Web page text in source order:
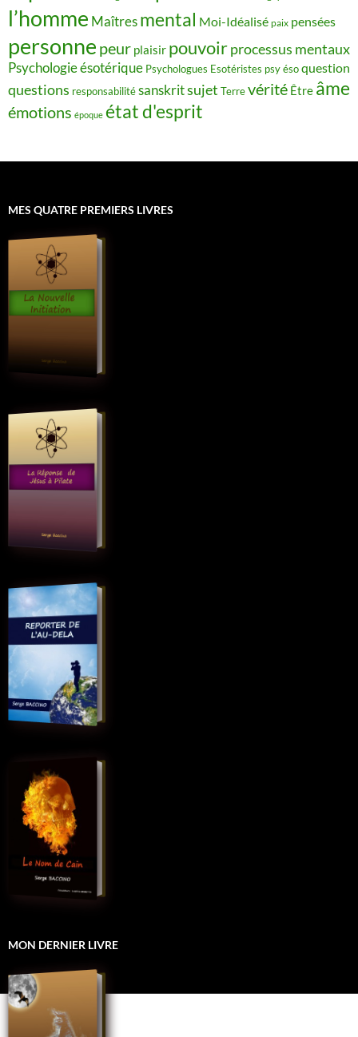
l’homme Maîtres mental Moi-Idéalisé paix pensées
personne peur plaisir pouvoirprocessus mentaux
Psychologie ésotérique Psychologues Esotéristes psy ésoquestion
questions responsabilitésanskritsujet Terrevérité Être âme
émotions époque état d'esprit
MES QUATRE PREMIERS LIVRES
MON DERNIER LIVRE